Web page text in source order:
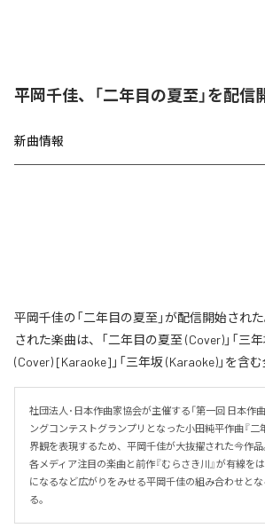
平岡千佳、「二年目の夏至」を配信
新曲情報
平岡千佳の「二年目の夏至」が配信開始され
された楽曲は、「二年目の夏至 (Cover)」「三
(Cover) [Karaoke]」「三年坂 (Karaoke)」を含
社団法人･日本作曲家協会が主催する「第一回 日本作
ングコンテストグランプリとなった小田純平作曲『二
界観を表現するため、平岡千佳が大抜擢された今作品
各メディア注目の楽曲と前作『むらさき川』が有線を
になるなど広がりをみせる平岡千佳の組み合わせと
る。